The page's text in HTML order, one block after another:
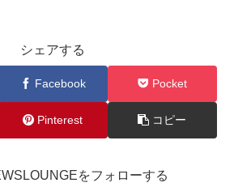
シェアする
Facebook Pocket
Pinterest コピー
をフォローする